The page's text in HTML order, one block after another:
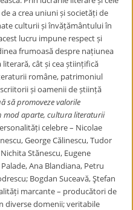
a crea uniuni și societăți de
culturii și învățământului în
lucru impune respect și
frumoasă despre națiunea
cât și cea științifică
române, patrimoniul
și oamenii de știință
să promoveze valorile
mod aparte, cultura literaturii
celebre – Nicolae
George Călinescu, Tudor
Nichita Stănescu, Eugene
Ana Blandiana, Petru
Bogdan Suceavă,Ştefan
marcante – producători de
diverse domenii; veritabile